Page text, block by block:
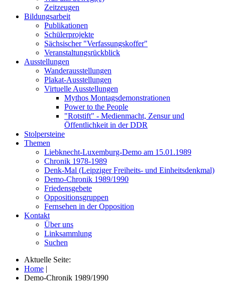
Zeitzeugen
Bildungsarbeit
Publikationen
Schülerprojekte
Sächsischer "Verfassungskoffer"
Veranstaltungsrückblick
Ausstellungen
Wanderausstellungen
Plakat-Ausstellungen
Virtuelle Ausstellungen
Mythos Montagsdemonstrationen
Power to the People
"Rotstift" - Medienmacht, Zensur und
Öffentlichkeit in der DDR
Stolpersteine
Themen
Liebknecht-Luxemburg-Demo am 15.01.1989
Chronik 1978-1989
Denk-Mal (Leipziger Freiheits- und Einheitsdenkmal)
Demo-Chronik 1989/1990
Friedensgebete
Oppositionsgruppen
Fernsehen in der Opposition
Kontakt
Über uns
Linksammlung
Suchen
Aktuelle Seite:
Home |
Demo-Chronik 1989/1990